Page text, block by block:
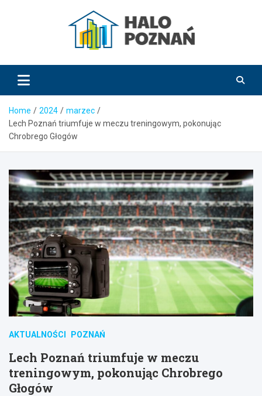
HaloPoznań.pl
Home 2024
marzec
Lech Poznań triumfuje w meczu treningowym, pokonując
Chrobrego Głogów
AKTUALNOŚCI POZNAŃ
Lech Poznań triumfuje w meczu
treningowym, pokonując Chrobrego
Głogów